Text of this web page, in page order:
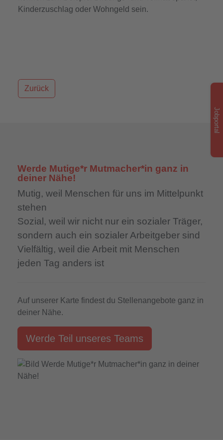
Kinderzuschlag oder Wohngeld sein.
Zurück
Werde Mutige*r Mutmacher*in ganz in
deiner Nähe!
Mutig, weil Menschen für uns im Mittelpunkt
stehen
Sozial, weil wir nicht nur ein sozialer Träger,
sondern auch ein sozialer Arbeitgeber sind
Vielfältig, weil die Arbeit mit Menschen
jeden Tag anders ist
Auf unserer Karte findest du Stellenangebote ganz in
deiner Nähe.
Werde Teil unseres Teams
Jobportal